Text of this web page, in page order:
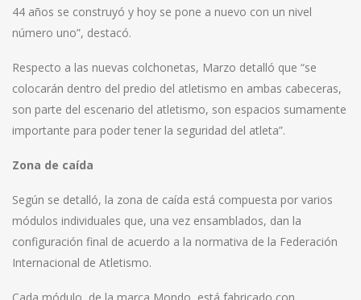
44 años se construyó y hoy se pone a nuevo con un nivel
número uno”, destacó.
Respecto a las nuevas colchonetas, Marzo detalló que “se
colocarán dentro del predio del atletismo en ambas cabeceras,
son parte del escenario del atletismo, son espacios sumamente
importante para poder tener la seguridad del atleta”.
Zona de caída
Según se detalló, la zona de caída está compuesta por varios
módulos individuales que, una vez ensamblados, dan la
configuración final de acuerdo a la normativa de la Federación
Internacional de Atletismo.
Cada módulo, de la marca Mondo, está fabricado con